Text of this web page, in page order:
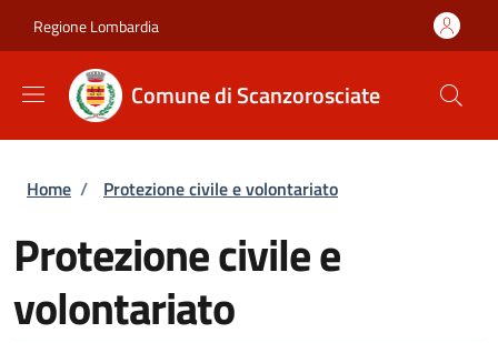
Regione Lombardia
Comune di Scanzorosciate
Briciole di pane
Home / Protezione civile e volontariato
Protezione civile e
volontariato